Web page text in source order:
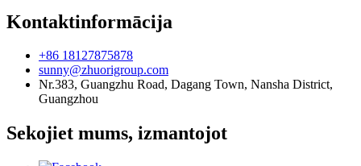
Kontaktinformācija
+86 18127875878
sunny@zhuorigroup.com
Nr.383, Guangzhu Road, Dagang Town, Nansha District,
Guangzhou
Sekojiet mums, izmantojot